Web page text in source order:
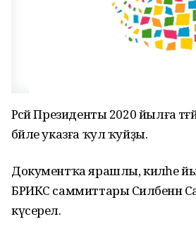
Рәсәй Президенты 2020 йылға
бәйле указға ҡул ҡуйҙы.
Документҡа ярашлы, киләһе
БРИКС саммиттары Силәбенән
күсерелә.